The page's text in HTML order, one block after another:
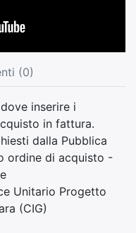
(0)
inserire i
in fattura.
dalla Pubblica
ordine di acquisto -
Unitario Progetto
(CIG)